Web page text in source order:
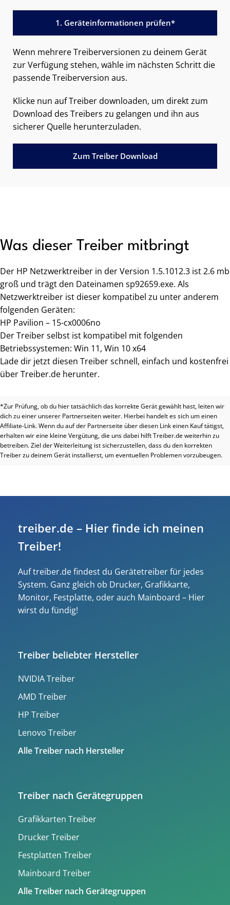
1. Geräteinformationen prüfen*
Wenn mehrere Treiberversionen zu deinem Gerät
zur Verfügung stehen, wähle im nächsten Schritt die
passende Treiberversion aus.
Klicke nun auf Treiber downloaden, um direkt zum
Download des Treibers zu gelangen und ihn aus
sicherer Quelle herunterzuladen.
Zum Treiber Download
Was dieser Treiber mitbringt
Der HP Netzwerktreiber in der Version 1.5.1012.3 ist 2.6 mb
groß und trägt den Dateinamen sp92659.exe. Als
Netzwerktreiber ist dieser kompatibel zu unter anderem
folgenden Geräten:
HP Pavilion – 15-cx0006no
Der Treiber selbst ist kompatibel mit folgenden
Betriebssystemen: Win 11, Win 10 x64
Lade dir jetzt diesen Treiber schnell, einfach und kostenfrei
über Treiber.de herunter.
*Zur Prüfung, ob du hier tatsächlich das korrekte Gerät gewählt hast, leiten wir
dich zu einer unserer Partnerseiten weiter. Hierbei handelt es sich um einen
Affiliate-Link. Wenn du auf der Partnerseite über diesen Link einen Kauf tätigst,
erhalten wir eine kleine Vergütung, die uns dabei hilft Treiber.de weiterhin zu
betreiben. Ziel der Weiterleitung ist sicherzustellen, dass du den korrekten
Treiber zu deinem Gerät installierst, um eventuellen Problemen vorzubeugen.
treiber.de – Hier finde ich meinen
Treiber!
Auf treiber.de findest du Gerätetreiber für jedes
System. Ganz gleich ob Drucker, Grafikkarte,
Monitor, Festplatte, oder auch Mainboard – Hier
wirst du fündig!
Treiber beliebter Hersteller
NVIDIA Treiber
AMD Treiber
HP Treiber
Lenovo Treiber
Alle Treiber nach Hersteller
Treiber nach Gerätegruppen
Grafikkarten Treiber
Drucker Treiber
Festplatten Treiber
Mainboard Treiber
Alle Treiber nach Gerätegruppen